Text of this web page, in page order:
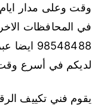
وقت وعلى مدار ايام
في المحافظات
لديكم في أسرع
يقوم فني تكييف